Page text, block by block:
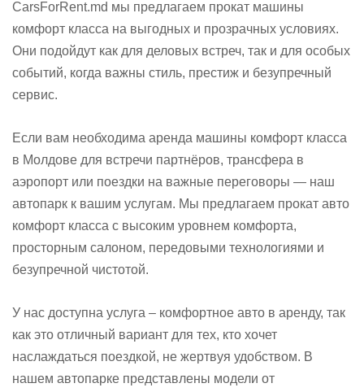
CarsForRent.md мы предлагаем прокат машины
комфорт класса на выгодных и прозрачных условиях.
Они подойдут как для деловых встреч, так и для особых
событий, когда важны стиль, престиж и безупречный
сервис.
Если вам необходима аренда машины комфорт класса
в Молдове для встречи партнёров, трансфера в
аэропорт или поездки на важные переговоры — наш
автопарк к вашим услугам. Мы предлагаем прокат авто
комфорт класса с высоким уровнем комфорта,
просторным салоном, передовыми технологиями и
безупречной чистотой.
У нас доступна услуга – комфортное авто в аренду, так
как это отличный вариант для тех, кто хочет
наслаждаться поездкой, не жертвуя удобством. В
нашем автопарке представлены модели от